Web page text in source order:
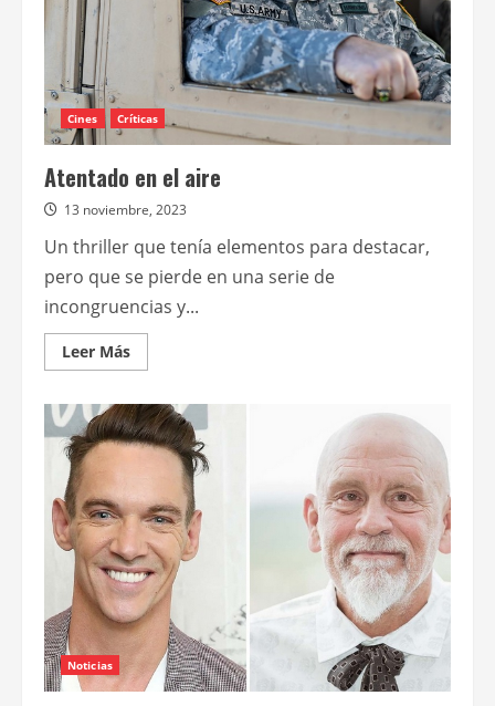
Cines Críticas
Atentado en el aire
13 noviembre, 2023
Un thriller que tenía elementos para destacar,
pero que se pierde en una serie de
incongruencias y...
Leer MásLeer
más
Atentado
en
el
Noticias